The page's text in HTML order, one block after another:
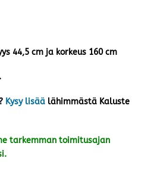
44,5 cm ja korkeus 160 cm
Kysy lisää lähimmästä Kaluste
tarkemman toimitusajan